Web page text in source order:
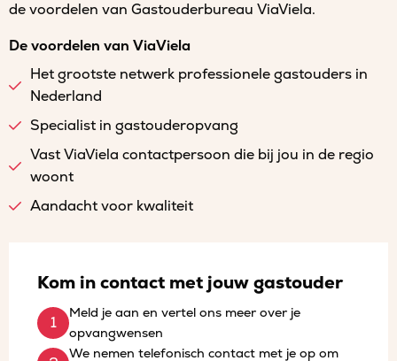
de voordelen van Gastouderbureau ViaViela.
De voordelen van ViaViela
Het grootste netwerk professionele gastouders in
Nederland
Specialist in gastouderopvang
Vast ViaViela contactpersoon die bij jou in de regio
woont
Aandacht voor kwaliteit
Kom in contact met jouw gastouder
Meld je aan en vertel ons meer over je
opvangwensen
We nemen telefonisch contact met je op om